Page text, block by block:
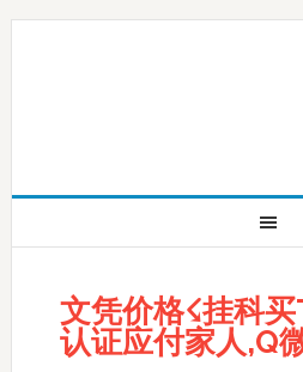
文凭价格☇挂科
认证应付家人,Q